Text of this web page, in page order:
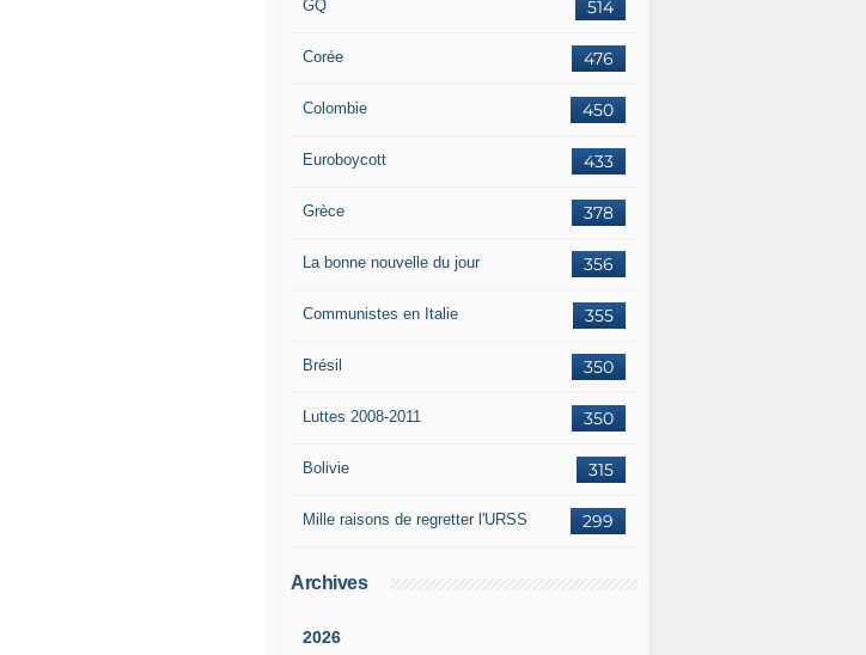
514
GQ
476
Corée
450
Colombie
433
Euroboycott
378
Grèce
356
La bonne nouvelle du jour
355
Communistes en Italie
350
Brésil
350
Luttes 2008-2011
315
Bolivie
299
Mille raisons de regretter l'URSS
Archives
2026